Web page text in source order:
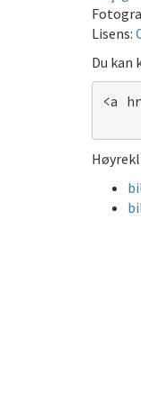
Lisens:
Du
<a